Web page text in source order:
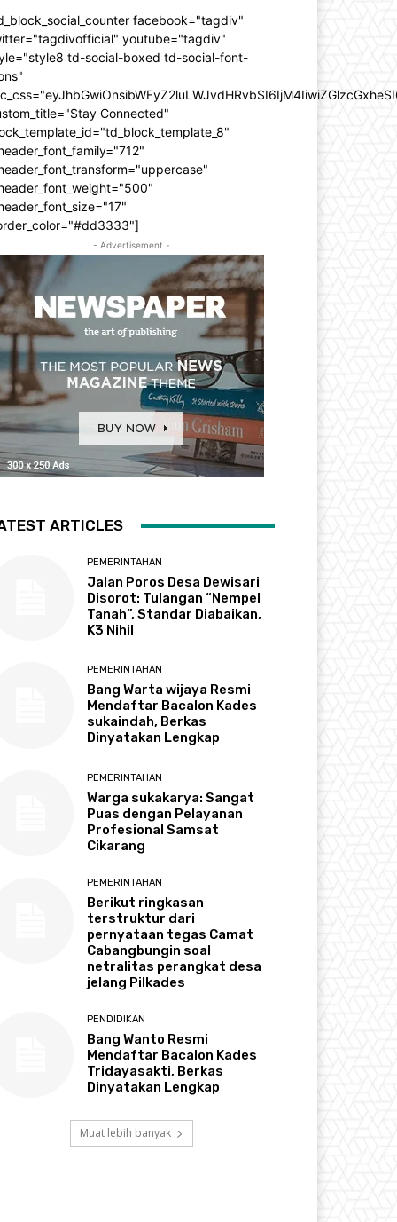
facebook="tagdiv"
youtube="tagdiv"
td-social-boxed td-social-font-
Connected"
- Advertisement -
ARTICLES
PEMERINTAHAN
Jalan Poros Desa Dewisari
Disorot: Tulangan “Nempel
Tanah”, Standar Diabaikan,
K3 Nihil
PEMERINTAHAN
Bang Warta wijaya Resmi
Mendaftar Bacalon Kades
sukaindah, Berkas
Dinyatakan Lengkap
PEMERINTAHAN
Warga sukakarya: Sangat
Puas dengan Pelayanan
Profesional Samsat
Cikarang
PEMERINTAHAN
Berikut ringkasan
terstruktur dari
pernyataan tegas Camat
Cabangbungin soal
netralitas perangkat desa
jelang Pilkades
PENDIDIKAN
Bang Wanto Resmi
Mendaftar Bacalon Kades
Tridayasakti, Berkas
Dinyatakan Lengkap
Muat lebih banyak